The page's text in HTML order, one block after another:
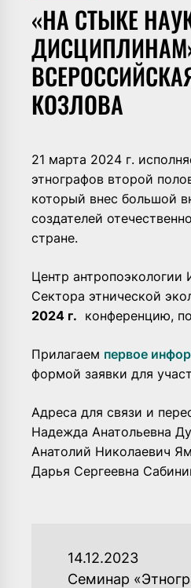
«НА СТЫКЕ
КОЗЛОВА
21 марта 2024 г.
этнографов второй
который внес большой
создателей
стране.
Центр антропоэкологии
Сектора этнической
2024 г. конференцию,
Прилагаем первое
формой заявки для
Адреса для связи и
Надежда Анатольевна
Анатолий Николаевич
Дарья Сергеевна
НАВИГАЦИЯ
14.12.2023
Семинар